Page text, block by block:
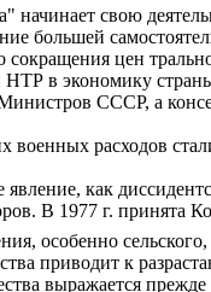
свою
большей
цен
в экономику
СССР, а
расходов
как
В 1977 г. принята
особенно
приводит к
выражается